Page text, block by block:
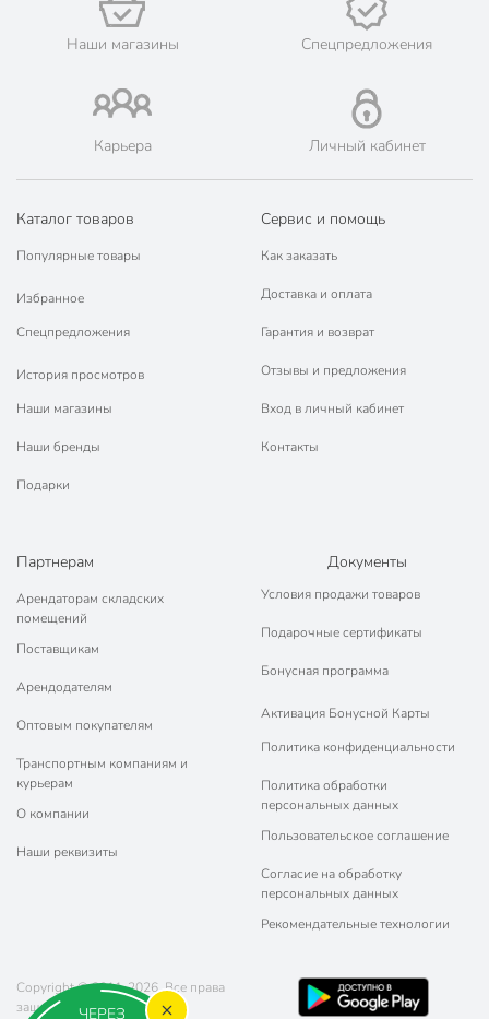
ЧЕРЕЗ
📜 Только оригинальная продукция. Интернет-гипермаркет
Порядок - официальный представитель ведущих мировых
марок.
Наши магазины Спецпредложения
Карьера Личный кабинет
Каталог товаров
Популярные товары
Избранное
Спецпредложения
История просмотров
Наши магазины
Наши бренды
Подарки
Сервис и помощь
Как заказать
Доставка и оплата
Гарантия и возврат
Отзывы и предложения
Вход в личный кабинет
Контакты
Партнерам
Арендаторам складских
помещений
Поставщикам
Арендодателям
Оптовым покупателям
Транспортным компаниям и
курьерам
О компании
Наши реквизиты
Документы
Условия продажи товаров
Подарочные сертификаты
Бонусная программа
Активация Бонусной Карты
Политика конфиденциальности
Политика обработки
персональных данных
Пользовательское соглашение
Согласие на обработку
персональных данных
Рекомендательные технологии
Copyright © 2011-2026. Все права
защищены.